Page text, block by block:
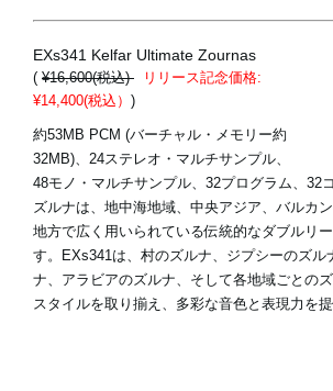
EXs341 Kelfar Ultimate Zournas
( ¥16,600(税込)
リリース記念価格:
¥14,400(税込） )
約53MB PCM (バーチャル・メモリー約
32MB)、24ステレオ・マルチサンプル、
48モノ・マルチサンプル、32プログラム、32
ズルナは、地中海地域、中央アジア、バルカ
地方で広く用いられている伝統的なダブルリ
す。EXs341は、村のズルナ、ジプシーのズル
ナ、アラビアのズルナ、そして各地域ごとの
スタイルを取り揃え、多彩な音色と表現力を提